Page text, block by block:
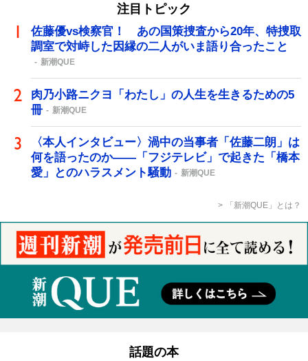
注目トピック
佐藤優vs検察官！ あの国策捜査から20年、特捜取
調室で対峙した因縁の二人がいま語り合ったこと
新潮QUE
肉乃小路ニクヨ「わたし」の人生を生きるための5
冊
新潮QUE
〈本人インタビュー〉渦中の当事者「佐藤二朗」は
何を語ったのか――「フジテレビ」で起きた「橋本
愛」とのハラスメント騒動
新潮QUE
「新潮QUE」とは？
話題の本